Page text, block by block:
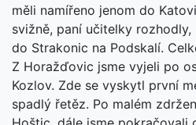
měli namířeno jenom do
svižně, paní učitelky
do Strakonic na Podskalí.
Z Horažďovic jsme vyjeli po
Kozlov. Zde se vyskytl první
spadlý řetěz. Po malém